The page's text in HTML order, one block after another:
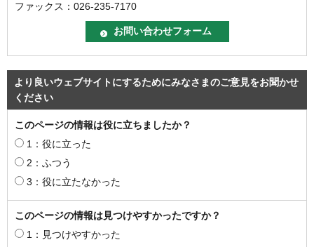
ファックス：026-235-7170
より良いウェブサイトにするためにみなさまのご意見をお聞かせ
ください
このページの情報は役に立ちましたか？
1：役に立った
2：ふつう
3：役に立たなかった
このページの情報は見つけやすかったですか？
1：見つけやすかった